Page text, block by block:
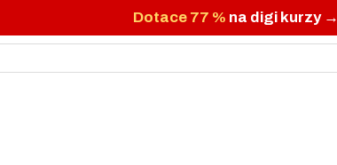
Dotace 77 % na digi kurzy →